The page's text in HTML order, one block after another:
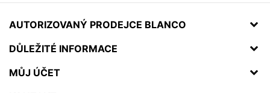
AUTORIZOVANÝ PRODEJCE BLANCO
DŮLEŽITÉ INFORMACE
MŮJ ÚČET